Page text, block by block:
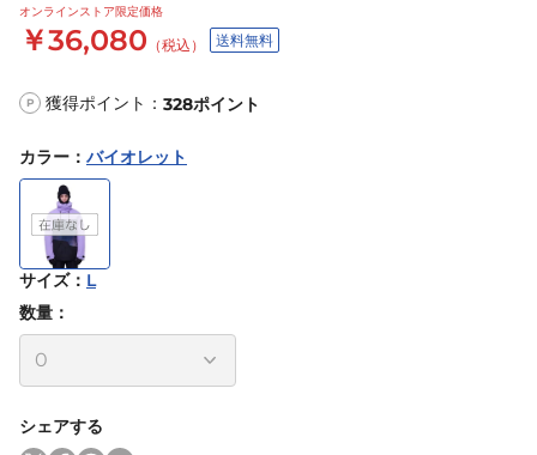
オンラインストア限定価格
￥36,080 （税込） 送料無料
P 獲得ポイント： 328ポイント
カラー ： バイオレット
サイズ： L
数量：
シェアする